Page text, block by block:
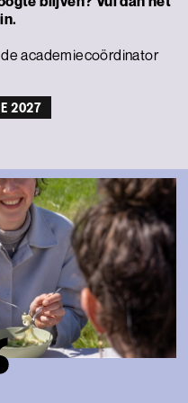
de academiecoördinator
2027